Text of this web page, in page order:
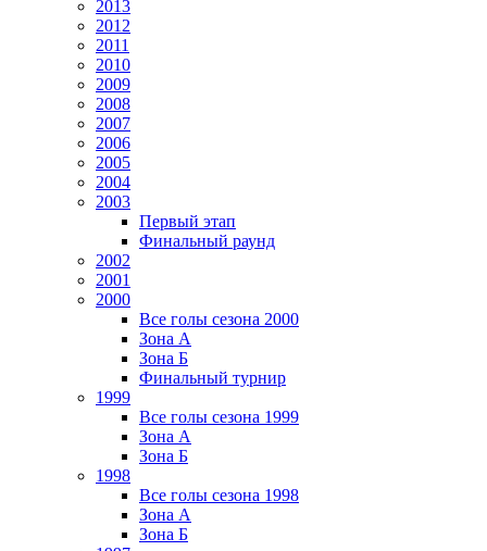
2013
2012
2011
2010
2009
2008
2007
2006
2005
2004
2003
Первый этап
Финальный раунд
2002
2001
2000
Все голы сезона 2000
Зона А
Зона Б
Финальный турнир
1999
Все голы сезона 1999
Зона А
Зона Б
1998
Все голы сезона 1998
Зона А
Зона Б